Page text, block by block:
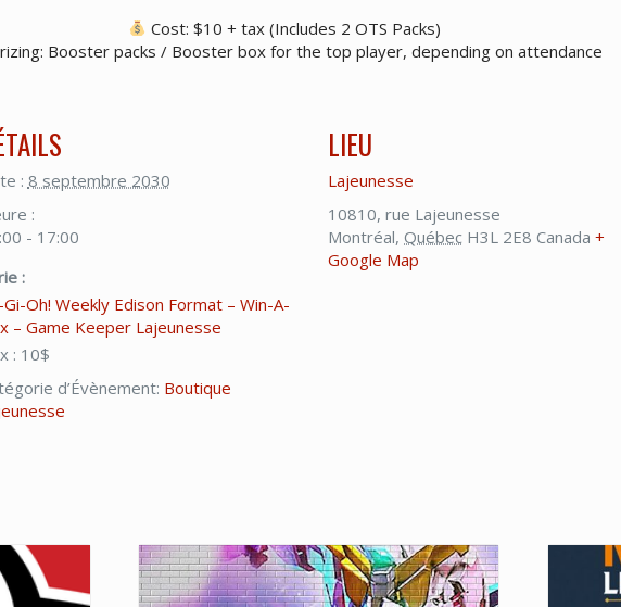
Cost: $10 + tax (Includes 2 OTS Packs)
Booster packs / Booster box for the top player, depending on attendance
: 8 septembre 2030
:
- 17:00
:
Gi-Oh! Weekly Edison Format – Win-A-
– Game Keeper Lajeunesse
: 10$
d’Évènement: Boutique
LIEU
Lajeunesse
10810, rue Lajeunesse
Montréal, Québec H3L 2E8 Canada +
Google Map